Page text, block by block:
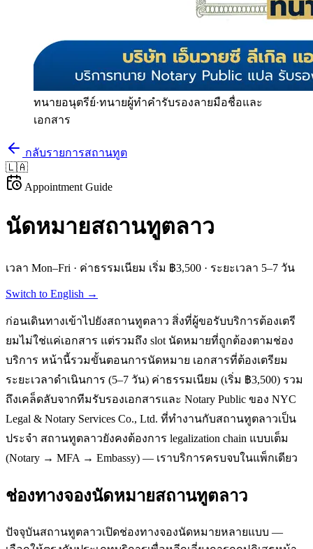
ทนายอนุตรีย์·ทนายผู้ทำคำรับรองลายมือชื่อและ
เอกสาร
กลับรายการสถานทูต
🇱🇦
Appointment Guide
นัดหมายสถานทูตลาว
เวลา Mon–Fri · ค่าธรรมเนียม เริ่ม ฿3,500 · ระยะเวลา 5–7 วัน
Switch to English →
ก่อนเดินทางเข้าไปยังสถานทูตลาว สิ่งที่ผู้ขอรับบริการต้องเตรี
ยมไม่ใช่แค่เอกสาร แต่รวมถึง slot นัดหมายที่ถูกต้องตามช่อง
บริการ หน้านี้รวมขั้นตอนการนัดหมาย เอกสารที่ต้องเตรียม
ระยะเวลาดำเนินการ (5–7 วัน) ค่าธรรมเนียม (เริ่ม ฿3,500) รวม
ถึงเคล็ดลับจากทีมรับรองเอกสารและ Notary Public ของ NYC
Legal & Notary Services Co., Ltd. ที่ทำงานกับสถานทูตลาวเป็น
ประจำ สถานทูตลาวยังคงต้องการ legalization chain แบบเต็ม
(Notary → MFA → Embassy) — เราบริการครบจบในแพ็กเดียว
ช่องทางจองนัดหมายสถานทูตลาว
ปัจจุบันสถานทูตลาวเปิดช่องทางจองนัดหมายหลายแบบ —